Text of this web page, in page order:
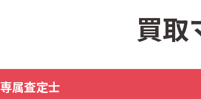
買取
専属査定士